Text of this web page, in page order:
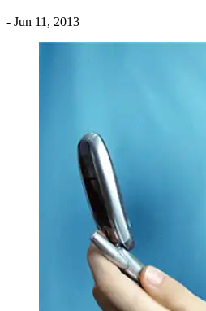
- Jun 11, 2013